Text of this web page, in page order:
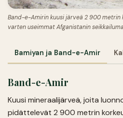
Band-e-Amirin kuusi järveä 2 900 metrin
varten useimmat Afganistanin
Bamiyan ja Band-e-Amir
Band-e-Amir
Kuusi mineraalijärveä, joita
pidättelevät 2 900 metrin